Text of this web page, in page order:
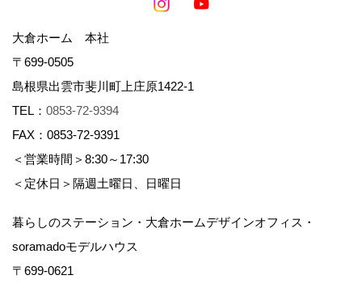
大倉ホーム 本社
〒699-0505
島根県出雲市斐川町上庄原1422-1
TEL： 0853-72-9394
FAX：0853-72-9391
＜営業時間＞8:30～17:30
＜定休日＞隔週土曜日、日曜日
暮らしのステーション・大倉ホームデザインオフィス・
soramadoモデルハウス
〒699-0621